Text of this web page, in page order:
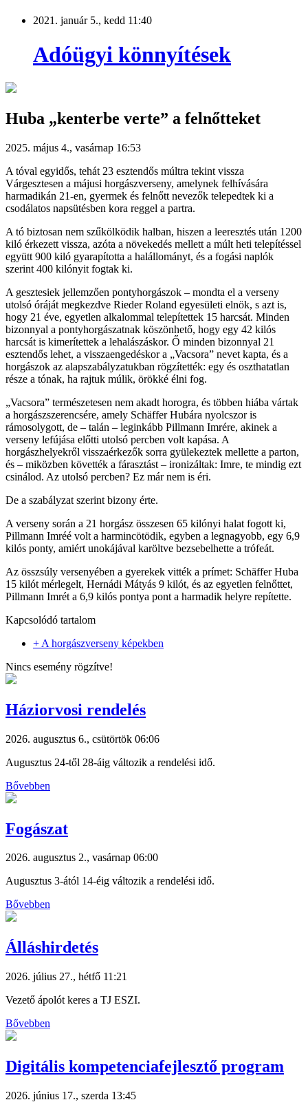
2021. január 5., kedd 11:40
Adóügyi könnyítések
Huba „kenterbe verte” a felnőtteket
2025. május 4., vasárnap 16:53
A tóval egyidős, tehát 23 esztendős múltra tekint vissza
Várgesztesen a májusi horgászverseny, amelynek felhívására
harmadikán 21-en, gyermek és felnőtt nevezők telepedtek ki a
csodálatos napsütésben kora reggel a partra.
A tó biztosan nem szűkölködik halban, hiszen a leeresztés után 1200
kiló érkezett vissza, azóta a növekedés mellett a múlt heti telepítéssel
együtt 900 kiló gyarapította a halállományt, és a fogási naplók
szerint 400 kilónyit fogtak ki.
A gesztesiek jellemzően pontyhorgászok – mondta el a verseny
utolsó óráját megkezdve Rieder Roland egyesületi elnök, s azt is,
hogy 21 éve, egyetlen alkalommal telepítettek 15 harcsát. Minden
bizonnyal a pontyhorgászatnak köszönhető, hogy egy 42 kilós
harcsát is kimerítettek a lehalászáskor. Ő minden bizonnyal 21
esztendős lehet, a visszaengedéskor a „Vacsora” nevet kapta, és a
horgászok az alapszabályzatukban rögzítették: egy és oszthatatlan
része a tónak, ha rajtuk múlik, örökké élni fog.
„Vacsora” természetesen nem akadt horogra, és többen hiába vártak
a horgászszerencsére, amely Schäffer Hubára nyolcszor is
rámosolygott, de – talán – leginkább Pillmann Imrére, akinek a
verseny lefújása előtti utolsó percben volt kapása. A
horgászhelyekről visszaérkezők sorra gyülekeztek mellette a parton,
és – miközben követték a fárasztást – ironizáltak: Imre, te mindig ezt
csinálod. Az utolsó percben? Ez már nem is éri.
De a szabályzat szerint bizony érte.
A verseny során a 21 horgász összesen 65 kilónyi halat fogott ki,
Pillmann Imréé volt a harmincötödik, egyben a legnagyobb, egy 6,9
kilós ponty, amiért unokájával karöltve bezsebelhette a trófeát.
Az összsúly versenyében a gyerekek vitték a prímet: Schäffer Huba
15 kilót mérlegelt, Hernádi Mátyás 9 kilót, és az egyetlen felnőttet,
Pillmann Imrét a 6,9 kilós pontya pont a harmadik helyre repítette.
Kapcsolódó tartalom
+ A horgászverseny képekben
Nincs esemény rögzítve!
Háziorvosi rendelés
2026. augusztus 6., csütörtök 06:06
Augusztus 24-től 28-áig változik a rendelési idő.
Bővebben
Fogászat
2026. augusztus 2., vasárnap 06:00
Augusztus 3-ától 14-éig változik a rendelési idő.
Bővebben
Álláshirdetés
2026. július 27., hétfő 11:21
Vezető ápolót keres a TJ ESZI.
Bővebben
Digitális kompetenciafejlesztő program
2026. június 17., szerda 13:45